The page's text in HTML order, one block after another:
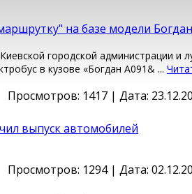
на базе модели
городской администрации и
в кузове «Богдан А091& ...
Просмотров: 1417 | Дата:
выпуск автомобилей
Просмотров: 1294 | Дата: